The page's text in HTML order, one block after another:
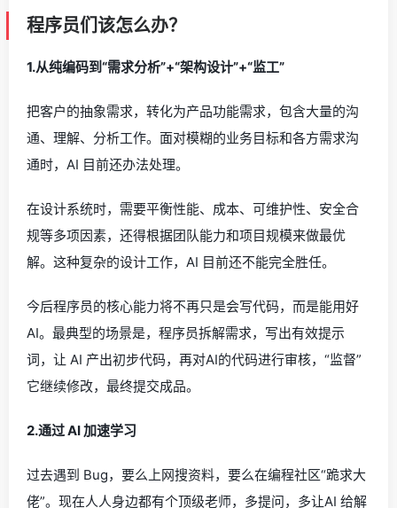
程序员们该怎么办？
1.从纯编码到“需求分析”+“架构设计”+“监工”
把客户的抽象需求，转化为产品功能需求，包含大量的沟
通、理解、分析工作。面对模糊的业务目标和各方需求沟
通时，AI 目前还办法处理。
在设计系统时，需要平衡性能、成本、可维护性、安全合
规等多项因素，还得根据团队能力和项目规模来做最优
解。这种复杂的设计工作，AI 目前还不能完全胜任。
今后程序员的核心能力将不再只是会写代码，而是能用好
AI。最典型的场景是，程序员拆解需求，写出有效提示
词，让 AI 产出初步代码，再对AI的代码进行审核，“监督”
它继续修改，最终提交成品。
2.通过 AI 加速学习
过去遇到 Bug，要么上网搜资料，要么在编程社区“跪求大
佬”。现在人人身边都有个顶级老师，多提问，多让AI 给解